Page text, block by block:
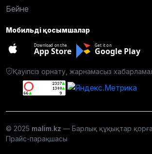
Бейне
Мобильді қосымшалар
Download on the
App Store
Get it on
Google Play
Қауіпсіз орнату, жарнамасыз
© 2025 malim.kz — Барлық құқықтар
Прайс-парақшасы